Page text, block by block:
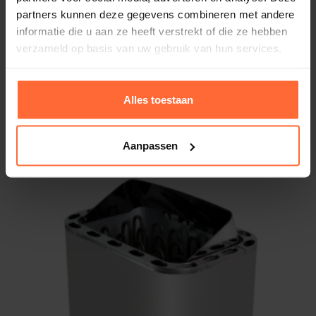
partners kunnen deze gegevens combineren met andere
informatie die u aan ze heeft verstrekt of die ze hebben
verzameld op basis van uw gebruik van hun services.
Alles toestaan
Aanpassen
zodat je de saunastenen perfect kunt plaatsen voor
een gelijkmatige warmteverdeling.
beschikbaar
De EOS Filius is verkrijgbaar in verschillende
uitvoeringen, zodat je de perfecte saunaoven kunt
kiezen die past bij jouw sauna en voorkeuren:
SA-94.6038
– 4,5 kW
SA-94.6039
– 6,0 kW
SA-94.6040– 7,5 kW
voor deze oven moet je los bijbestellen.
366,45 ca. 3–5 werkdagen